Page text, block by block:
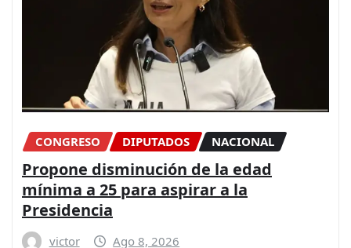
CONGRESO DIPUTADOS NACIONAL
Propone disminución de la edad
mínima a 25 para aspirar a la
Presidencia
victor Ago 8, 2026